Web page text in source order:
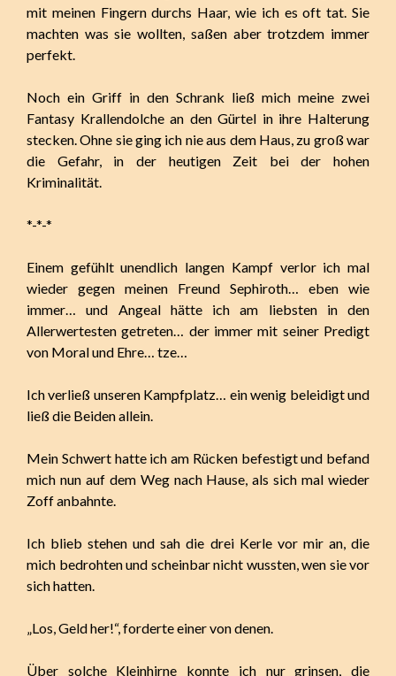
mit meinen Fingern durchs Haar, wie ich es oft tat. Sie
machten was sie wollten, saßen aber trotzdem immer
perfekt.
Noch ein Griff in den Schrank ließ mich meine zwei
Fantasy Krallendolche an den Gürtel in ihre Halterung
stecken. Ohne sie ging ich nie aus dem Haus, zu groß war
die Gefahr, in der heutigen Zeit bei der hohen
Kriminalität.
*-*-*
Einem gefühlt unendlich langen Kampf verlor ich mal
wieder gegen meinen Freund Sephiroth… eben wie
immer… und Angeal hätte ich am liebsten in den
Allerwertesten getreten… der immer mit seiner Predigt
von Moral und Ehre… tze…
Ich verließ unseren Kampfplatz… ein wenig beleidigt und
ließ die Beiden allein.
Mein Schwert hatte ich am Rücken befestigt und befand
mich nun auf dem Weg nach Hause, als sich mal wieder
Zoff anbahnte.
Ich blieb stehen und sah die drei Kerle vor mir an, die
mich bedrohten und scheinbar nicht wussten, wen sie vor
sich hatten.
„Los, Geld her!“, forderte einer von denen.
Über solche Kleinhirne konnte ich nur grinsen, die